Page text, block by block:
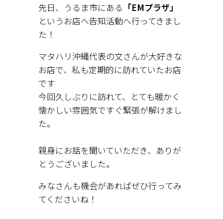
先日、うるま市にある 「EMプラザ」
というお店へ告知活動へ行ってきまし
た！
マタハリ沖縄代表の文さんが大好きな
お店で、私も定期的に訪れていたお店
です
今回久しぶりに訪れて、とても暖かく
懐かしい雰囲気ですぐ緊張が解けまし
た。
親身にお話を聞いていただき、ありが
とうございました。
みなさんも機会があればぜひ行ってみ
てくださいね！